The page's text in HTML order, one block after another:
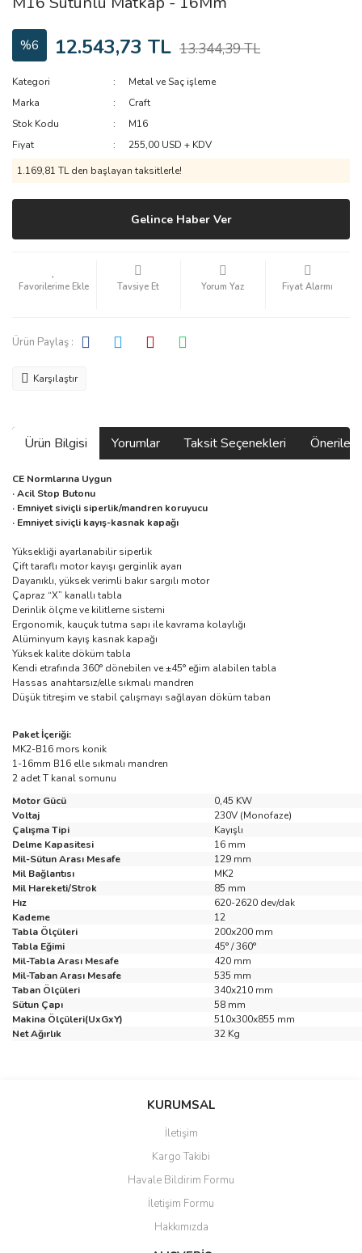
%6 12.543,73 TL 13.344,39 TL
Kategori
Metal ve Saç işleme
Marka
Craft
Stok Kodu
M16
Fiyat
255,00 USD + KDV
1.169,81 TL den başlayan taksitlerle!
Gelince Haber Ver
Tavsiye Et Yorum Yaz Fiyat Alarmı
Ürün Paylaş :
Karşılaştır
Ürün Bilgisi Yorumlar Taksit Seçenekleri
CE Normlarına Uygun
· Acil Stop Butonu
· Emniyet siviçli siperlik/mandren koruyucu
· Emniyet siviçli kayış-kasnak kapağı
Yüksekliği ayarlanabilir siperlik
Çift taraflı motor kayışı gerginlik ayarı
Dayanıklı, yüksek verimli bakır sargılı motor
Çapraz “X” kanallı tabla
Derinlik ölçme ve kilitleme sistemi
Ergonomik, kauçuk tutma sapı ile kavrama kolaylığı
Alüminyum kayış kasnak kapağı
Yüksek kalite döküm tabla
Kendi etrafında 360° dönebilen ve ±45° eğim alabilen tabla
Hassas anahtarsız/elle sıkmalı mandren
Düşük titreşim ve stabil çalışmayı sağlayan döküm taban
Paket İçeriği:
MK2-B16 mors konik
1-16mm B16 elle sıkmalı mandren
2 adet T kanal somunu
Motor Gücü
0,45 KW
Voltaj
230V (Monofaze)
Çalışma Tipi
Kayışlı
Delme Kapasitesi
16 mm
Mil-Sütun Arası Mesafe
129 mm
Mil Bağlantısı
MK2
Mil Hareketi/Strok
85 mm
Hız
620-2620 dev/dak
Kademe
12
Tabla Ölçüleri
200x200 mm
Tabla Eğimi
45° / 360°
Mil-Tabla Arası Mesafe
420 mm
Mil-Taban Arası Mesafe
535 mm
Taban Ölçüleri
340x210 mm
Sütun Çapı
58 mm
Makina Ölçüleri(UxGxY)
510x300x855 mm
Net Ağırlık
32 Kg
Bu ürüne ilk yorumu siz yapın!
Ürün resmi kalitesiz, bozuk veya görüntülenemiyor.
Ürün açıklamasında eksik bilgiler bulunuyor.
Ürün bilgilerinde hatalar bulunuyor.
Ürün fiyatı diğer sitelerden daha pahalı.
KURUMSAL
İletişim
Kargo Takibi
Havale Bildirim Formu
İletişim Formu
Hakkımızda